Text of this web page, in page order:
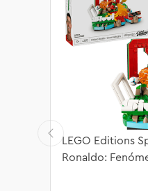
LEGO Editions
Ronaldo: